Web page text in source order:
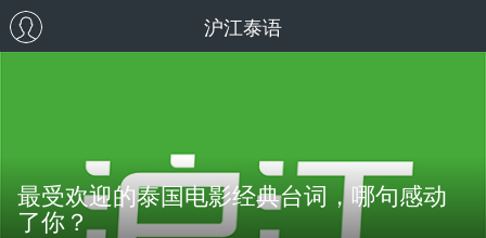
沪江泰语
最受欢迎的泰国电影经典台词，哪句感动
了你？